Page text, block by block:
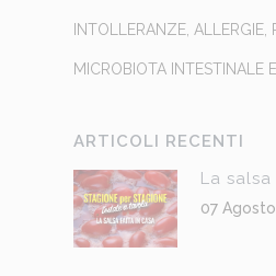
INTOLLERANZE, ALLERGIE,
MICROBIOTA INTESTINALE
ARTICOLI RECENTI
La
07